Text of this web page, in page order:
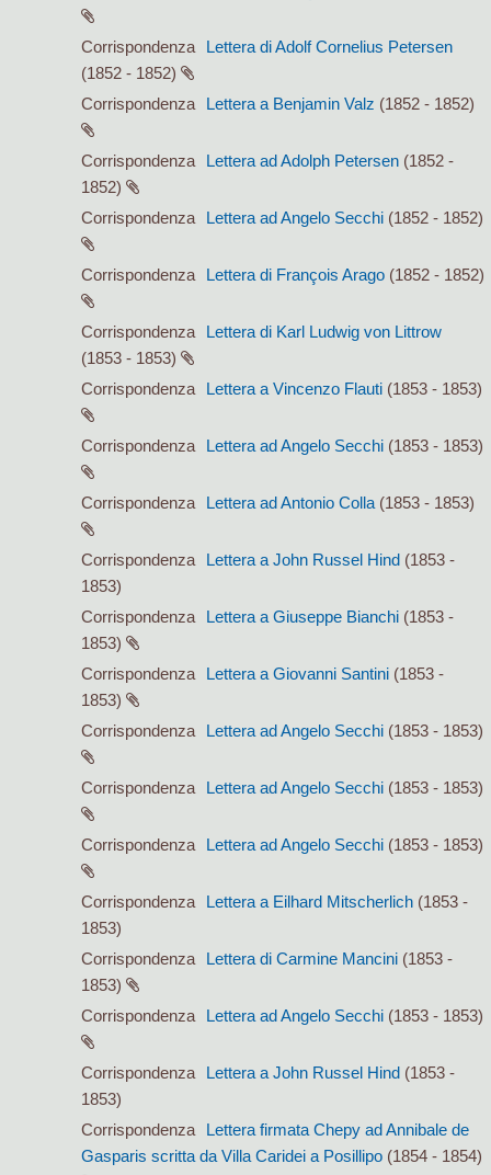
Corrispondenza
Lettera di Adolf Cornelius Petersen
(1852 - 1852)
Corrispondenza
Lettera a Benjamin Valz (1852 - 1852)
Corrispondenza Lettera ad Adolph Petersen (1852 -
1852)
Corrispondenza
Lettera ad Angelo Secchi (1852 - 1852)
Corrispondenza Lettera di François Arago (1852 - 1852)
Corrispondenza
Lettera di Karl Ludwig von Littrow
(1853 - 1853)
Corrispondenza
Lettera a Vincenzo Flauti (1853 - 1853)
Corrispondenza Lettera ad Angelo Secchi (1853 - 1853)
Corrispondenza Lettera ad Antonio Colla (1853 - 1853)
Corrispondenza Lettera a John Russel Hind (1853 -
1853)
Corrispondenza
Lettera a Giuseppe Bianchi (1853 -
1853)
Corrispondenza
Lettera a Giovanni Santini (1853 -
1853)
Corrispondenza
Lettera ad Angelo Secchi (1853 - 1853)
Corrispondenza Lettera ad Angelo Secchi (1853 - 1853)
Corrispondenza Lettera ad Angelo Secchi (1853 - 1853)
Corrispondenza Lettera a Eilhard Mitscherlich (1853 -
1853)
Corrispondenza
Lettera di Carmine Mancini (1853 -
1853)
Corrispondenza
Lettera ad Angelo Secchi (1853 - 1853)
Corrispondenza Lettera a John Russel Hind (1853 -
1853)
Corrispondenza
Lettera firmata Chepy ad Annibale de
Gasparis scritta da Villa Caridei a Posillipo (1854 - 1854)